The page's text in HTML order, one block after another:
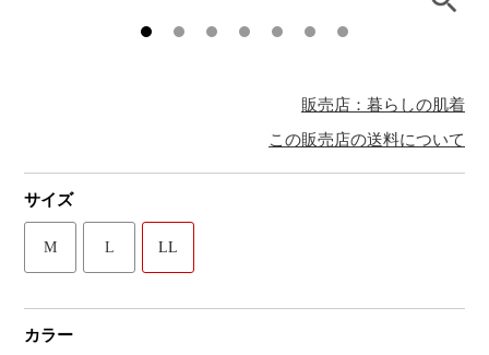
販売店：暮らしの肌着
この販売店の送料について
サイズ
M L LL
カラー